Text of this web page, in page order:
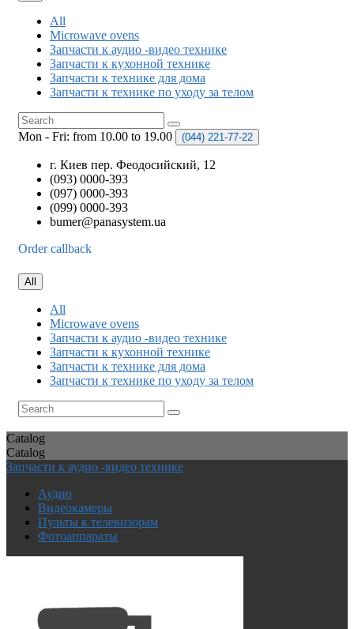
All
Microwave ovens
Запчасти к аудио -видео технике
Запчасти к кухонной технике
Запчасти к технике для дома
Запчасти к технике по уходу за телом
Mon - Fri: from 10.00 to 19.00 (044) 221-77-22
г. Киев пер. Феодосийский, 12
(093) 0000-393
(097) 0000-393
(099) 0000-393
bumer@panasystem.ua
Order callback
All
All
Microwave ovens
Запчасти к аудио -видео технике
Запчасти к кухонной технике
Запчасти к технике для дома
Запчасти к технике по уходу за телом
Catalog
Catalog
Запчасти к аудио -видео технике
Аудио
Видеокамеры
Пульты к телевизорам
Фотоаппараты